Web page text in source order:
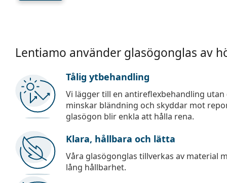
Lentiamo använder glasögonglas av
Tålig ytbehandling
Vi lägger till en antireflexbehandling
minskar bländning och skyddar mot
glasögon blir enkla att hålla rena.
Klara, hållbara och lätta
Våra glasögonglas tillverkas av material
lång hållbarhet.